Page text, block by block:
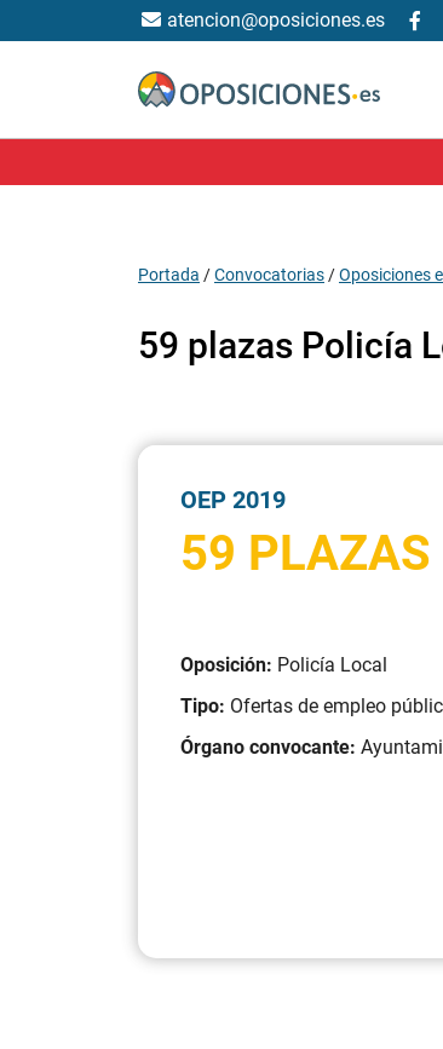
atencion@oposiciones.es
Portada /Convocatorias /Oposiciones
59 plazas Policía
OEP 2019
59 PLAZAS
Oposición: Policía Local
Tipo: Ofertas de empleo
Órgano convocante: